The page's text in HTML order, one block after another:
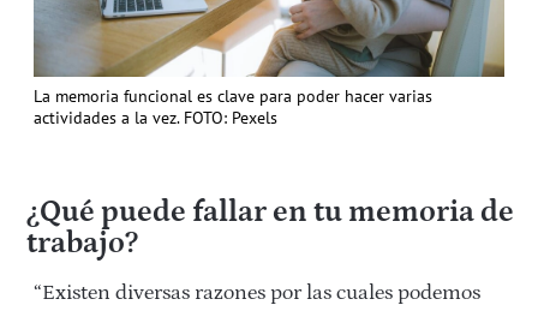
La memoria funcional es clave para poder hacer varias
actividades a la vez. FOTO: Pexels
¿Qué puede fallar en tu memoria de
trabajo?
“Existen diversas razones por las cuales podemos